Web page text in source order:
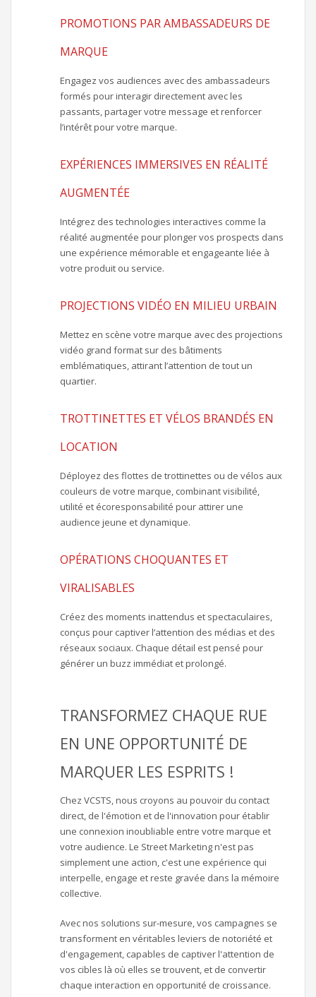
PROMOTIONS PAR AMBASSADEURS DE
MARQUE
Engagez vos audiences avec des ambassadeurs
formés pour interagir directement avec les
passants, partager votre message et renforcer
l’intérêt pour votre marque.
EXPÉRIENCES IMMERSIVES EN RÉALITÉ
AUGMENTÉE
Intégrez des technologies interactives comme la
réalité augmentée pour plonger vos prospects dans
une expérience mémorable et engageante liée à
votre produit ou service.
PROJECTIONS VIDÉO EN MILIEU URBAIN
Mettez en scène votre marque avec des projections
vidéo grand format sur des bâtiments
emblématiques, attirant l’attention de tout un
quartier.
TROTTINETTES ET VÉLOS BRANDÉS EN
LOCATION
Déployez des flottes de trottinettes ou de vélos aux
couleurs de votre marque, combinant visibilité,
utilité et écoresponsabilité pour attirer une
audience jeune et dynamique.
OPÉRATIONS CHOQUANTES ET
VIRALISABLES
Créez des moments inattendus et spectaculaires,
conçus pour captiver l’attention des médias et des
réseaux sociaux. Chaque détail est pensé pour
générer un buzz immédiat et prolongé.
TRANSFORMEZ CHAQUE RUE
EN UNE OPPORTUNITÉ DE
MARQUER LES ESPRITS !
Chez VCSTS, nous croyons au pouvoir du contact
direct, de l'émotion et de l'innovation pour établir
une connexion inoubliable entre votre marque et
votre audience. Le Street Marketing n'est pas
simplement une action, c'est une expérience qui
interpelle, engage et reste gravée dans la mémoire
collective.
Avec nos solutions sur-mesure, vos campagnes se
transforment en véritables leviers de notoriété et
d'engagement, capables de captiver l'attention de
vos cibles là où elles se trouvent, et de convertir
chaque interaction en opportunité de croissance.